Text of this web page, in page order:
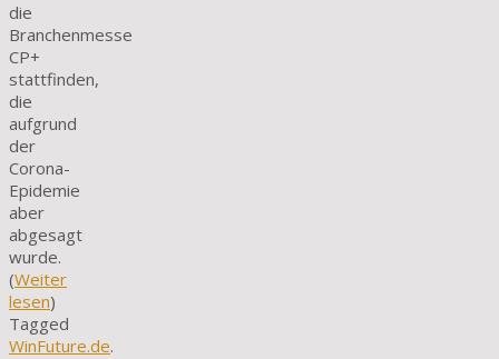
die
Branchenmesse
CP+
stattfinden,
die
aufgrund
der
Corona-
Epidemie
aber
abgesagt
wurde.
(Weiter
lesen)
Tagged
WinFuture.de.